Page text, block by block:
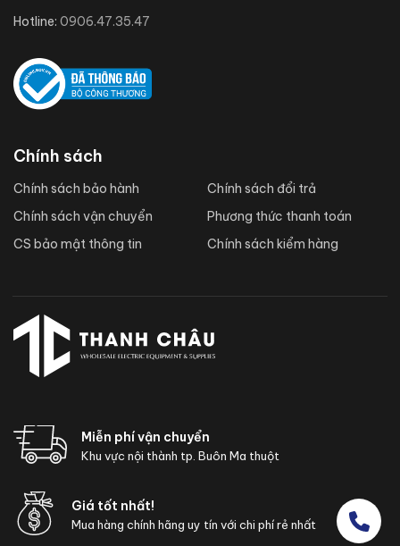
Hotline: 0906.47.35.47
Chính sách
Chính sách bảo hành
Chính sách vận chuyển
CS bảo mật thông tin
Chính sách đổi trả
Phương thức thanh toán
Chính sách kiểm hàng
Miễn phí vận chuyển
Khu vực nội thành tp. Buôn Ma thuột
Giá tốt nhất!
Mua hàng chính hãng uy tín với chi phí rẻ nhất